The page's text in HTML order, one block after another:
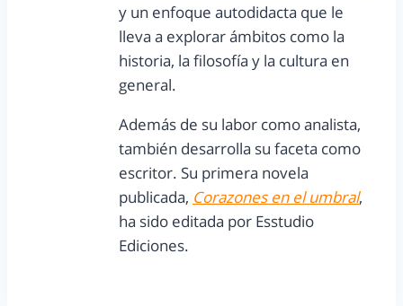
y un enfoque autodidacta que le
lleva a explorar ámbitos como la
historia, la filosofía y la cultura en
general.
Además de su labor como analista,
también desarrolla su faceta como
escritor. Su primera novela
publicada, Corazones en el umbral,
ha sido editada por Esstudio
Ediciones.